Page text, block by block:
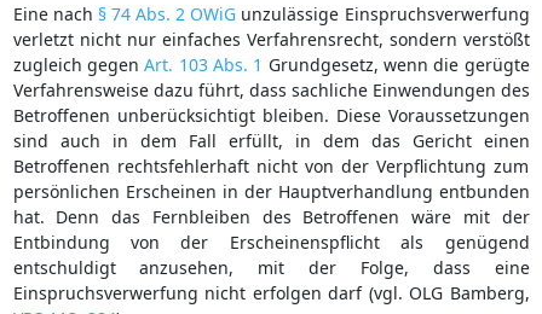
Eine nach § 74 Abs. 2 OWiG unzulässige Einspruchsverwerfung
verletzt nicht nur einfaches Verfahrensrecht, sondern verstößt
zugleich gegenArt. 103 Abs. 1 Grundgesetz, wenn die gerügte
Verfahrensweise dazu führt, dass sachliche Einwendungen des
Betroffenen unberücksichtigt bleiben. Diese Voraussetzungen
sind auch in dem Fall erfüllt, in dem das Gericht einen
Betroffenen rechtsfehlerhaft nicht von der Verpflichtung zum
persönlichen Erscheinen in der Hauptverhandlung entbunden
hat. Denn das Fernbleiben des Betroffenen wäre mit der
Entbindung von der Erscheinenspflicht als genügend
entschuldigt anzusehen, mit der Folge, dass eine
Einspruchsverwerfung nicht erfolgen darf (vgl. OLG Bamberg,